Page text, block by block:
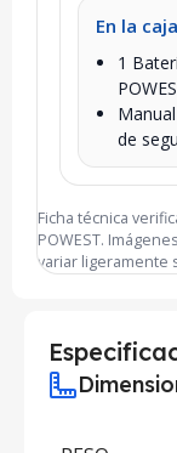
En la
1
de
Ficha técnica
POWEST.
variar ligeramente